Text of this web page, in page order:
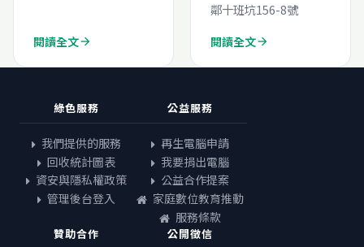
閱讀全文arrow_forward
鄰十班坑156-8號
閱讀全文arrow_forward
綠色服務
我們提供的服務
回收統計圖表
資安與隱私權政策
管理後台登入
公益服務
再生電腦申請
我要捐出電腦
公益合作提案
家庭數位教育推動
服務條款
贊助合作 公開徵信